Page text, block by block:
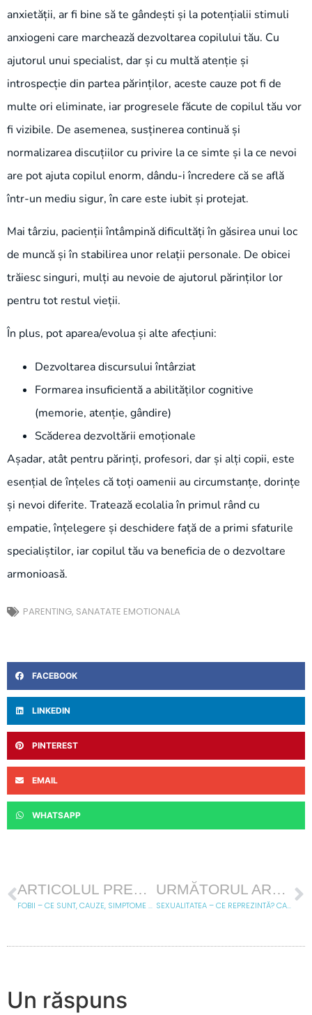
anxietății, ar fi bine să te gândești și la potențialii stimuli
anxiogeni care marchează dezvoltarea copilului tău. Cu
ajutorul unui specialist, dar și cu multă atenție și
introspecție din partea părinților, aceste cauze pot fi de
multe ori eliminate, iar progresele făcute de copilul tău vor
fi vizibile. De asemenea, susținerea continuă și
normalizarea discuțiilor cu privire la ce simte și la ce nevoi
are pot ajuta copilul enorm, dându-i încredere că se află
într-un mediu sigur, în care este iubit și protejat.
Mai târziu, pacienții întâmpină dificultăți în găsirea unui loc
de muncă și în stabilirea unor relații personale. De obicei
trăiesc singuri, mulți au nevoie de ajutorul părinților lor
pentru tot restul vieții.
În plus, pot aparea/evolua și alte afecțiuni:
Dezvoltarea discursului întârziat
Formarea insuficientă a abilităților cognitive
(memorie, atenție, gândire)
Scăderea dezvoltării emoționale
Așadar, atât pentru părinți, profesori, dar și alți copii, este
esențial de înțeles că toți oamenii au circumstanțe, dorințe
și nevoi diferite. Tratează ecolalia în primul rând cu
empatie, înțelegere și deschidere față de a primi sfaturile
specialiștilor, iar copilul tău va beneficia de o dezvoltare
armonioasă.
PARENTING, SANATATE EMOTIONALA
FACEBOOK
LINKEDIN
PINTEREST
EMAIL
WHATSAPP
ARTICOLUL PRECEDENT
FOBII – CE SUNT, CAUZE, SIMPTOME ȘI METODE DE TRATARE
URMĂTORUL ARTICOL
SEXUALITATEA – CE REPREZINTĂ? CARE ESTE LEGĂTURA CU STILUL DE ATAȘAMENT?
Un răspuns